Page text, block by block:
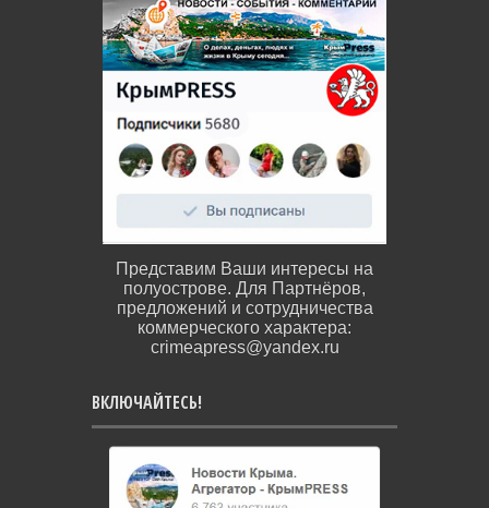
Представим Ваши интересы на
полуострове. Для Партнёров,
предложений и сотрудничества
коммерческого характера:
crimeapress@yandex.ru
ВКЛЮЧАЙТЕСЬ!